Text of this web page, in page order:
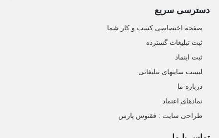
دسترسی سریع
صفحه اختصاصی کسب و کار شما
ثبت تبلیغات گسترده
ثبت اینماد
لیست سایتهای تبلیغاتی
درباره ما
نمادهای اعتماد
طراحی سایت : ققنوس پارس